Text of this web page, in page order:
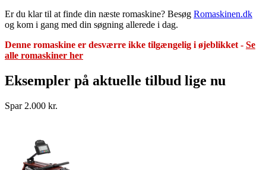
Er du klar til at finde din næste romaskine? Besøg Romaskinen.dk
og kom i gang med din søgning allerede i dag.
Denne romaskine er desværre ikke tilgængelig i øjeblikket - Se
alle romaskiner her
Eksempler på aktuelle tilbud lige nu
Spar 2.000 kr.